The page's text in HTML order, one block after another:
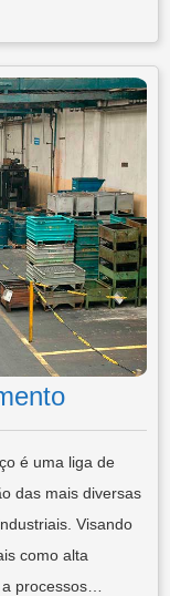
é uma liga de
das mais diversas
Visando
como alta
processos…